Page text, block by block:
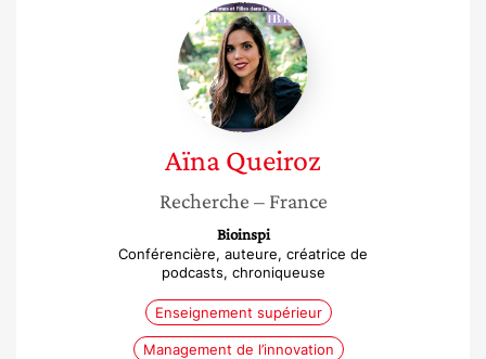
Aïna
Queiroz
AïnaQueiroz
Recherche – France
Bioinspi
Conférencière, auteure, créatrice de
podcasts, chroniqueuse
Enseignement supérieur
Management de l’innovation